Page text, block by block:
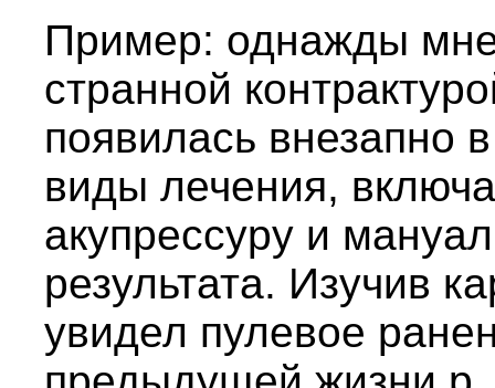
Пример: однажды
странной
появилась внезапно
виды лечения,
акупрессуру и
результата. Изучив
увидел пулевое